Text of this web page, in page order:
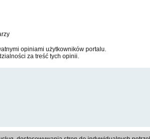
opiniami użytkowników portalu.
za treść tych opinii.
|Polityka prywatności| Reklama|Kontakt